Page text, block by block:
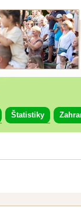
Štatistiky